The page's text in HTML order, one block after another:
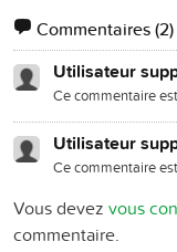
Commentaires(2)
Utilisateur
Ce commentaire
Utilisateur
Ce commentaire
Vous devez vous
commentaire.